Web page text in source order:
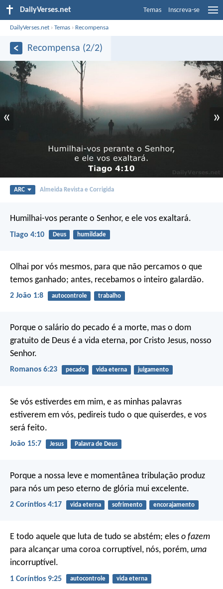
DailyVerses.net Temas Inscreva-se
DailyVerses.net ›Temas › Recompensa
Recompensa (2/2)
« »
ARC Almeida Revista e Corrigida
Humilhai-vos perante o Senhor, e ele vos exaltará.
Tiago 4:10 Deus humildade
Olhai por vós mesmos, para que não percamos o que
temos ganhado; antes, recebamos o inteiro galardão.
2 João 1:8 autocontrole trabalho
Porque o salário do pecado é a morte, mas o dom
gratuito de Deus é a vida eterna, por Cristo Jesus, nosso
Senhor.
Romanos 6:23 pecado vida eterna julgamento
Se vós estiverdes em mim, e as minhas palavras
estiverem em vós, pedireis tudo o que quiserdes, e vos
será feito.
João 15:7 Jesus Palavra de Deus
Porque a nossa leve e momentânea tribulação produz
para nós um peso eterno de glória mui excelente.
2 Coríntios 4:17 vida eterna sofrimento encorajamento
E todo aquele que luta de tudo se abstém; eles o fazem
para alcançar uma coroa corruptível, nós, porém, uma
incorruptível.
1 Coríntios 9:25 autocontrole vida eterna